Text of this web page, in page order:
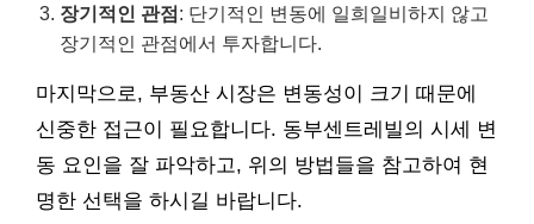
장기적인 관점: 단기적인 변동에 일희일비하지 않고
장기적인 관점에서 투자합니다.
마지막으로, 부동산 시장은 변동성이 크기 때문에
신중한 접근이 필요합니다. 동부센트레빌의 시세 변
동 요인을 잘 파악하고, 위의 방법들을 참고하여 현
명한 선택을 하시길 바랍니다.